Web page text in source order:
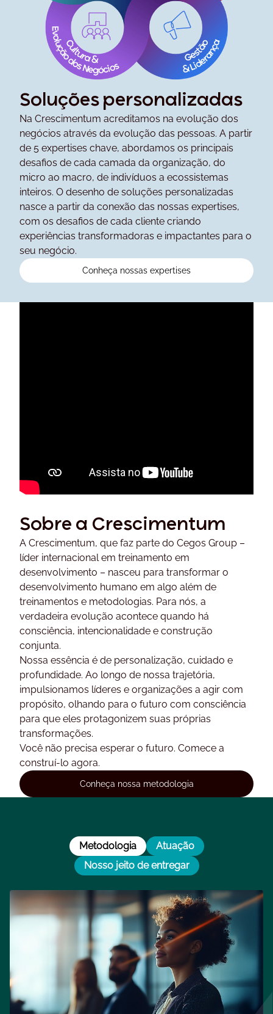
Soluções personalizadas
Na Crescimentum acreditamos na evolução dos
negócios através da evolução das pessoas. A partir
de 5 expertises chave, abordamos os principais
desafios de cada camada da organização, do
micro ao macro, de indivíduos a ecossistemas
inteiros. O desenho de soluções personalizadas
nasce a partir da conexão das nossas expertises,
com os desafios de cada cliente criando
experiências transformadoras e impactantes para o
seu negócio.
Conheça nossas expertises
Sobre a Crescimentum
A Crescimentum, que faz parte do Cegos Group –
líder internacional em treinamento em
desenvolvimento – nasceu para transformar o
desenvolvimento humano em algo além de
treinamentos e metodologias. Para nós, a
verdadeira evolução acontece quando há
consciência, intencionalidade e construção
conjunta.
Nossa essência é de personalização, cuidado e
profundidade. Ao longo de nossa trajetória,
impulsionamos líderes e organizações a agir com
propósito, olhando para o futuro com consciência
para que eles protagonizem suas próprias
transformações.
Você não precisa esperar o futuro. Comece a
construí-lo agora.
Conheça nossa metodologia
Metodologia
Atuação
Nosso jeito de entregar